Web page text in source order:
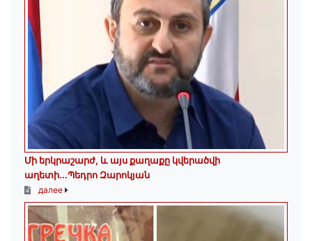
Մի երկրաշարժ, և այս քաղաքը կվերածվի
աղետի...Պեդրո Զարոկյան
далее